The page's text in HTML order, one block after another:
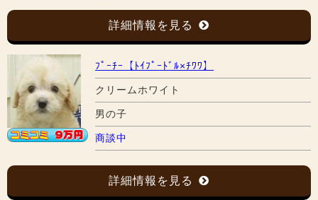
詳細情報を見る
ﾌﾟｰﾁｰ【ﾄｲﾌﾟｰﾄﾞﾙ×ﾁﾜﾜ】
クリームホワイト
男の子
商談中
詳細情報を見る